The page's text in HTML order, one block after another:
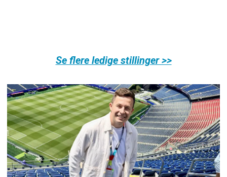
Se flere ledige stillinger >>